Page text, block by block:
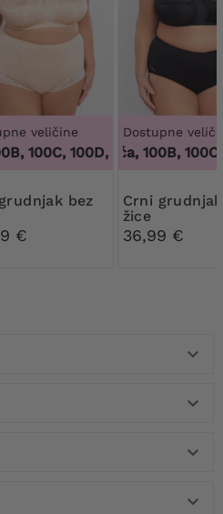
100G, 100H, 100I, 100J,
veličine
100C, 100D, 100DD, 100F,
€
Dostupne
100 tisuća, 100B, 100C,
Crni grudnjak bez
žice
36,99 €



